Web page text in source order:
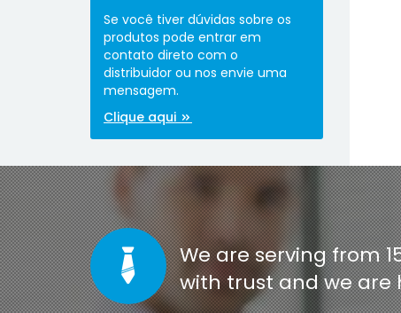
Se você tiver dúvidas sobre os
produtos pode entrar em
contato direto com o
distribuidor ou nos envie uma
mensagem.
Clique aqui
We are serving from
with trust and we